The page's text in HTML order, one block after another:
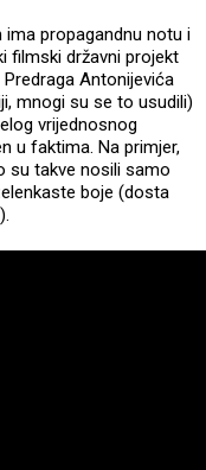
ima propagandnu notu i
filmski državni projekt
Predraga Antonijevića
mnogi su se to usudili)
vrijednosnog
u faktima. Na primjer,
su takve nosili samo
boje (dosta